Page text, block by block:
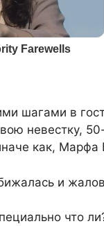
шагами в
невестку,
как, Марфа
и
что